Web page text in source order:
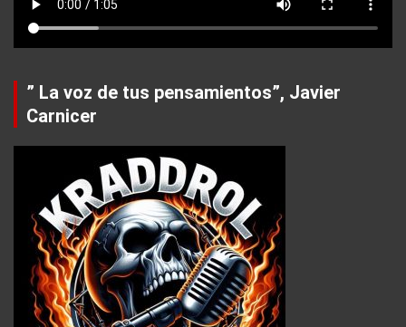
” La voz de tus pensamientos”, Javier
Carnicer